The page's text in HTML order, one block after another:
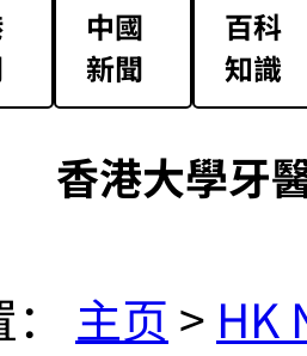
中國
新聞
百科
知識
香港大學牙
主页 > HK